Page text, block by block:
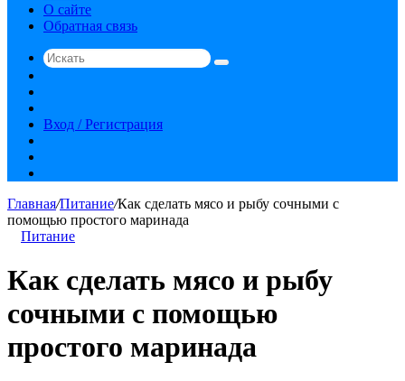
О сайте
Обратная связь
Искать
статья
Вход / Регистрация
Главная/Питание/Как сделать мясо и рыбу сочными с
помощью простого маринада
Питание
Как сделать мясо и рыбу
сочными с помощью
простого маринада